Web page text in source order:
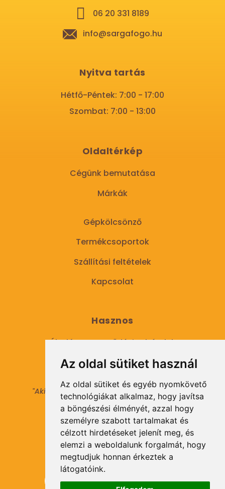
Az oldal sütiket használ
Az oldal sütiket és egyéb nyomkövető
technológiákat alkalmaz, hogy javítsa
a böngészési élményét, azzal hogy
személyre szabott tartalmakat és
célzott hirdetéseket jelenít meg, és
elemzi a weboldalunk forgalmát, hogy
megtudjuk honnan érkeztek a
látogatóink.
06 20 331 8189
info@sargafogo.hu
Nyitva tartás
Hétfő-Péntek: 7:00 - 17:00
Szombat: 7:00 - 13:00
Oldaltérkép
Cégünk bemutatása
Márkák
Gépkölcsönző
Termékcsoportok
Szállítási feltételek
Kapcsolat
Hasznos
Általános Szerződési Feltételek
Adatkezelési tájékoztató
"Aki másokat nem tesz gazdaggá, maga sem
válhat azzá."
© 2021 Minden jog fenntartva.
Hírlevél Feliratkozás